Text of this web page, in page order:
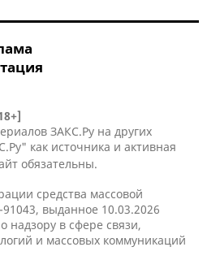
ЗАКС.Ру на других
как источника и активная
обязательны.
средства массовой
выданное 10.03.2026
надзору в сфере связи,
и массовых коммуникаций